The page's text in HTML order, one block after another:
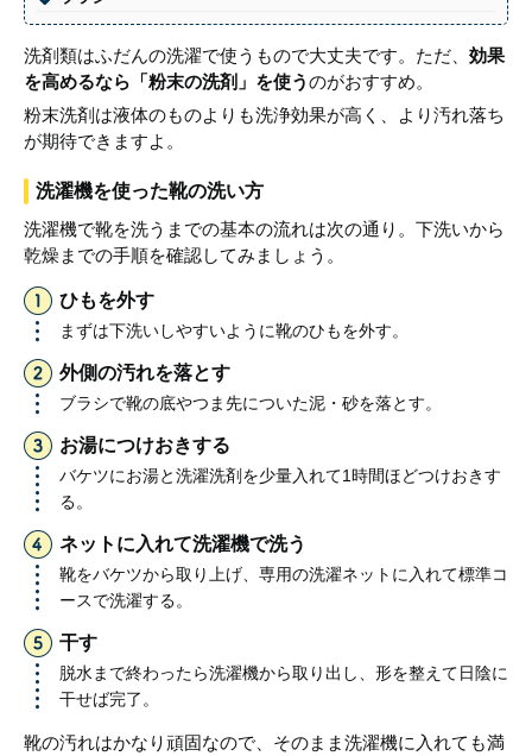
洗剤類はふだんの洗濯で使うもので大丈夫です。ただ、 効果
を高めるなら「粉末の洗剤」を使うのがおすすめ。
粉末洗剤は液体のものよりも洗浄効果が高く、より汚れ落ち
が期待できますよ。
洗濯機を使った靴の洗い方
洗濯機で靴を洗うまでの基本の流れは次の通り。下洗いから
乾燥までの手順を確認してみましょう。
ひもを外す
まずは下洗いしやすいように靴のひもを外す。
外側の汚れを落とす
ブラシで靴の底やつま先についた泥・砂を落とす。
お湯につけおきする
バケツにお湯と洗濯洗剤を少量入れて1時間ほどつけおきす
る。
ネットに入れて洗濯機で洗う
靴をバケツから取り上げ、専用の洗濯ネットに入れて標準コ
ースで洗濯する。
干す
脱水まで終わったら洗濯機から取り出し、形を整えて日陰に
干せば完了。
靴の汚れはかなり頑固なので、そのまま洗濯機に入れても満